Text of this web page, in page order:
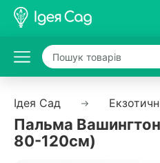
Ідея Сад
Пальма
80-120см)